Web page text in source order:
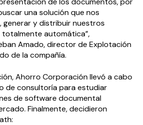
una solución que nos
generar y distribuir nuestros
automática”,
Amado, director de Explotación
de la compañía.
Ahorro Corporación llevó a cabo
de consultoría para estudiar
de software documental
Finalmente, decidieron
: